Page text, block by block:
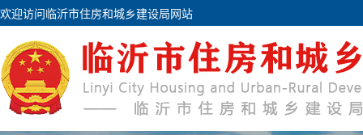
欢迎访问临沂市住房和城乡建设局网站